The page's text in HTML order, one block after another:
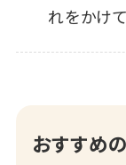
れをかけ
おすすめ